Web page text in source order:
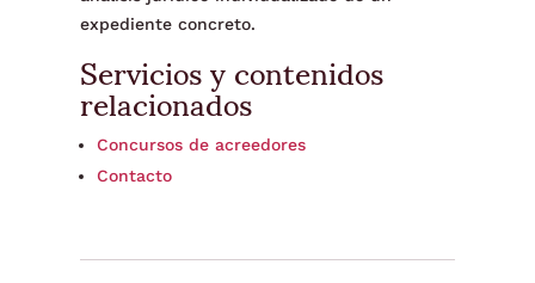
expediente concreto.
Servicios y contenidos
relacionados
Concursos de acreedores
Contacto